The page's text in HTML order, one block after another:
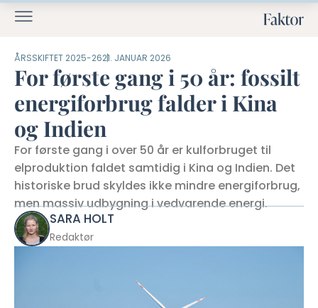
ÅRSSKIFTET 2025-2621. JANUAR 2026
For første gang i 50 år: fossilt
energiforbrug falder i Kina
og Indien
For første gang i over 50 år er kulforbruget til
elproduktion faldet samtidig i Kina og Indien. Det
historiske brud skyldes ikke mindre energiforbrug,
men massiv udbygning i vedvarende energi.
SARA HOLT
Redaktør